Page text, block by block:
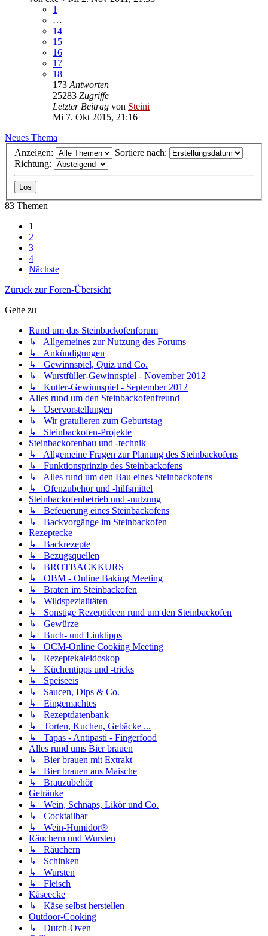
1
…
14
15
16
17
18
173 Antworten
25283 Zugriffe
Letzter Beitrag von Steini
Mi 7. Okt 2015, 21:16
Neues Thema
Anzeigen:
Sortiere nach:
Richtung:
83 Themen
1
2
3
4
Nächste
Zurück zur Foren-Übersicht
Gehe zu
Rund um das Steinbackofenforum
↳ Allgemeines zur Nutzung des Forums
↳ Ankündigungen
↳ Gewinnspiel, Quiz und Co.
↳ Wurstfüller-Gewinnspiel - November 2012
↳ Kutter-Gewinnspiel - September 2012
Alles rund um den Steinbackofenfreund
↳ Uservorstellungen
↳ Wir gratulieren zum Geburtstag
↳ Steinbackofen-Projekte
Steinbackofenbau und -technik
↳ Allgemeine Fragen zur Planung des Steinbackofens
↳ Funktionsprinzip des Steinbackofens
↳ Alles rund um den Bau eines Steinbackofens
↳ Ofenzubehör und -hilfsmittel
Steinbackofenbetrieb und -nutzung
↳ Befeuerung eines Steinbackofens
↳ Backvorgänge im Steinbackofen
Rezeptecke
↳ Backrezepte
↳ Bezugsquellen
↳ BROTBACKKURS
↳ OBM - Online Baking Meeting
↳ Braten im Steinbackofen
↳ Wildspezialitäten
↳ Sonstige Rezeptideen rund um den Steinbackofen
↳ Gewürze
↳ Buch- und Linktipps
↳ OCM-Online Cooking Meeting
↳ Rezeptekaleidoskop
↳ Küchentipps und -tricks
↳ Speiseeis
↳ Saucen, Dips & Co.
↳ Eingemachtes
↳ Rezeptdatenbank
↳ Torten, Kuchen, Gebäcke ...
↳ Tapas - Antipasti - Fingerfood
Alles rund ums Bier brauen
↳ Bier brauen mit Extrakt
↳ Bier brauen aus Maische
↳ Brauzubehör
Getränke
↳ Wein, Schnaps, Likör und Co.
↳ Cocktailbar
↳ Wein-Humidor®
Räuchern und Wursten
↳ Räuchern
↳ Schinken
↳ Wursten
↳ Fleisch
Käseecke
↳ Käse selbst herstellen
Outdoor-Cooking
↳ Dutch-Oven